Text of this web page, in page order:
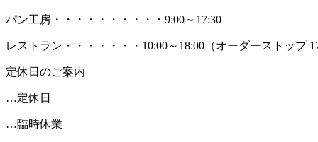
パン工房 ・・・・・・・・・・ 9:00～17:30
レストラン ・・・・・・・ 10:00～18:00 （オーダーストップ
定休日のご案内
…定休日
…臨時休業